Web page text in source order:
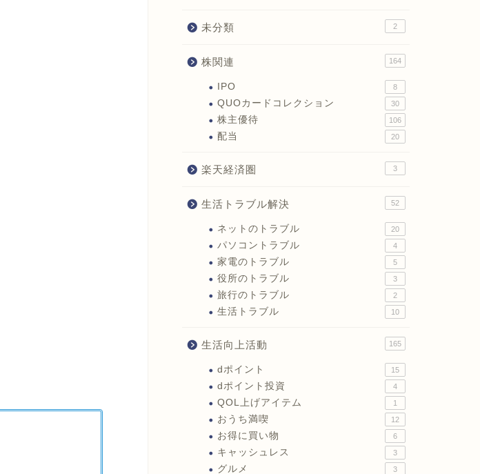
未分類 2
株関連 164
IPO 8
QUOカードコレクション 30
株主優待 106
配当 20
楽天経済圏 3
生活トラブル解決 52
ネットのトラブル 20
パソコントラブル 4
家電のトラブル 5
役所のトラブル 3
旅行のトラブル 2
生活トラブル 10
生活向上活動 165
dポイント 15
dポイント投資 4
QOL上げアイテム 1
おうち満喫 12
お得に買い物 6
キャッシュレス 3
グルメ 3